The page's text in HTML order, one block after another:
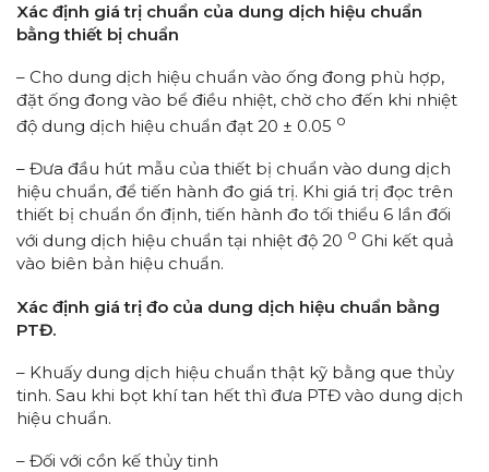
Xác định giá trị chuẩn của dung dịch hiệu chuẩn
bằng thiết bị chuẩn
– Cho dung dịch hiệu chuẩn vào ống đong phù hợp,
đặt ống đong vào bể điều nhiệt, chờ cho đến khi nhiệt
độ dung dịch hiệu chuẩn đạt 20 ± 0.05 o
– Đưa đầu hút mẫu của thiết bị chuẩn vào dung dịch
hiệu chuẩn, để tiến hành đo giá trị. Khi giá trị đọc trên
thiết bị chuẩn ổn định, tiến hành đo tối thiểu 6 lần đối
với dung dịch hiệu chuẩn tại nhiệt độ 20 o Ghi kết quả
vào biên bản hiệu chuẩn.
Xác định giá trị đo của dung dịch hiệu chuẩn bằng
PTĐ.
– Khuấy dung dịch hiệu chuẩn thật kỹ bằng que thủy
tinh. Sau khi bọt khí tan hết thì đưa PTĐ vào dung dịch
hiệu chuẩn.
– Đối với cồn kế thủy tinh